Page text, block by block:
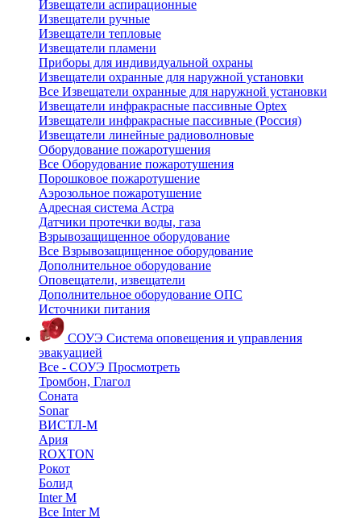
Извещатели аспирационные
Извещатели ручные
Извещатели тепловые
Извещатели пламени
Приборы для индивидуальной охраны
Извещатели охранные для наружной установки
Все Извещатели охранные для наружной установки
Извещатели инфракрасные пассивные Optex
Извещатели инфракрасные пассивные (Россия)
Извещатели линейные радиоволновые
Оборудование пожаротушения
Все Оборудование пожаротушения
Порошковое пожаротушение
Аэрозольное пожаротушение
Адресная система Астра
Датчики протечки воды, газа
Взрывозащищенное оборудование
Все Взрывозащищенное оборудование
Дополнительное оборудование
Оповещатели, извещатели
Дополнительное оборудование ОПС
Источники питания
СОУЭ Система оповещения и управления
эвакуацией
Все - СОУЭ Просмотреть
Тромбон, Глагол
Соната
Sonar
ВИСТЛ-М
Ария
ROXTON
Рокот
Болид
Inter M
Все Inter M